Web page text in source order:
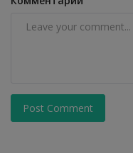
Post Comment